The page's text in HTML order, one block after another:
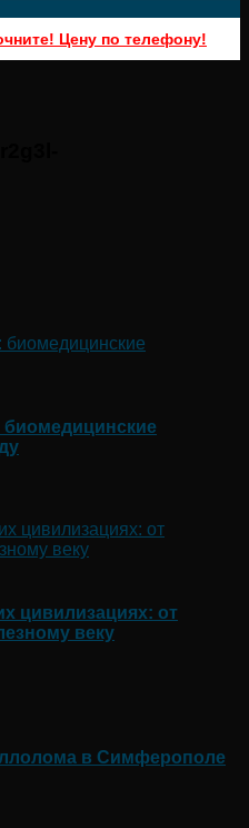
Цену по телефону!
цивилизациях: от
веку
в Симферополе